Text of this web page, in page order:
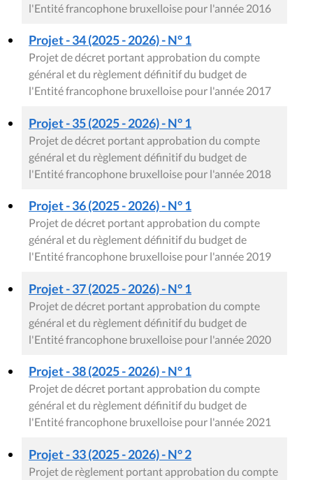
l'Entité francophone bruxelloise pour l'année 2016
Projet - 34 (2025 - 2026) - N° 1
Projet de décret portant approbation du compte
général et du règlement définitif du budget de
l'Entité francophone bruxelloise pour l'année 2017
Projet - 35 (2025 - 2026) - N° 1
Projet de décret portant approbation du compte
général et du règlement définitif du budget de
l'Entité francophone bruxelloise pour l'année 2018
Projet - 36 (2025 - 2026) - N° 1
Projet de décret portant approbation du compte
général et du règlement définitif du budget de
l'Entité francophone bruxelloise pour l'année 2019
Projet - 37 (2025 - 2026) - N° 1
Projet de décret portant approbation du compte
général et du règlement définitif du budget de
l'Entité francophone bruxelloise pour l'année 2020
Projet - 38 (2025 - 2026) - N° 1
Projet de décret portant approbation du compte
général et du règlement définitif du budget de
l'Entité francophone bruxelloise pour l'année 2021
Projet - 33 (2025 - 2026) - N° 2
Projet de règlement portant approbation du compte